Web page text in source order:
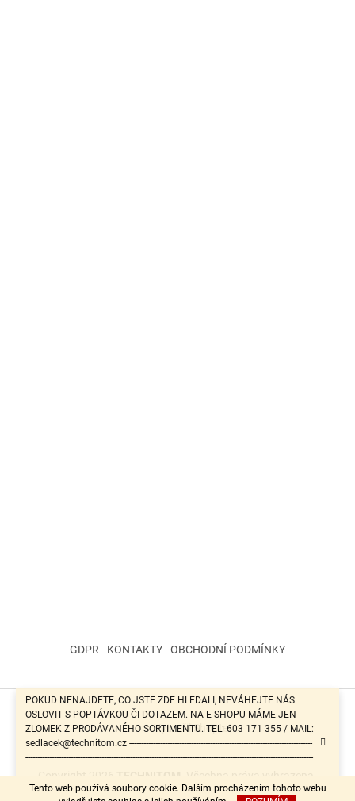
Tento web používá soubory cookie. Dalším procházením tohoto webu
POKUD NENAJDETE, CO JSTE ZDE HLEDALI, NEVÁHEJTE NÁS
OSLOVIT S POPTÁVKOU ČI DOTAZEM. NA E-SHOPU MÁME JEN
ZLOMEK Z PRODÁVANÉHO SORTIMENTU. TEL: 603 171 355 / MAIL:
sedlacek@technitom.cz -----------------------------------------------------------------------------
-------------------------------------------------------------------------------------------------------------------------
-------------------------------------------------------------------------------------------------------------------------
-------------------------------------------------------
GDPR KONTAKTY OBCHODNÍ PODMÍNKY
Vytvořil Shoptet
Copyright 2026TECHNITOM. Všechna práva vyhrazena.